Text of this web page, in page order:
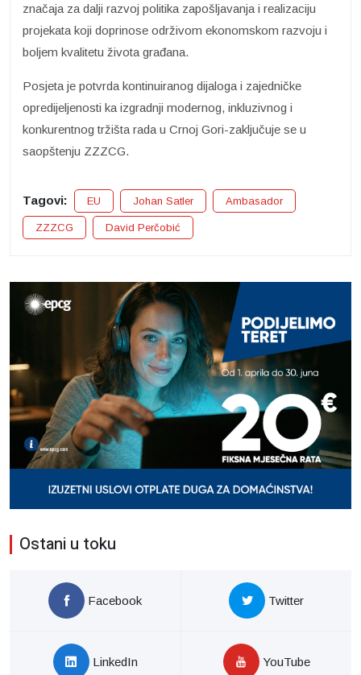
značaja za dalji razvoj politika zapošljavanja i realizaciju
projekata koji doprinose održivom ekonomskom razvoju i
boljem kvalitetu života građana.
Posjeta je potvrda kontinuiranog dijaloga i zajedničke
opredijeljenosti ka izgradnji modernog, inkluzivnog i
konkurentnog tržišta rada u Crnoj Gori-zaključuje se u
saopštenju ZZZCG.
Tagovi: EU Johan Satler Ambasador
ZZZCG David Perčobić
Ostani u toku
Facebook Twitter
LinkedIn YouTube